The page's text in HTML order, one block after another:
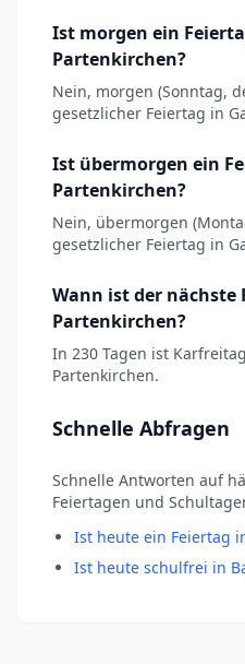
Ist morgen ein
Partenkirchen?
Nein, morgen (Sonntag,
gesetzlicher Feiertag in
Ist übermorgen ein
Partenkirchen?
Nein, übermorgen
gesetzlicher Feiertag in
Wann ist der nächste
Partenkirchen?
In 230 Tagen ist
Partenkirchen.
Schnelle Abfragen
Schnelle Antworten auf
Feiertagen und
Ist heute ein Feiertag
Ist heute schulfrei in